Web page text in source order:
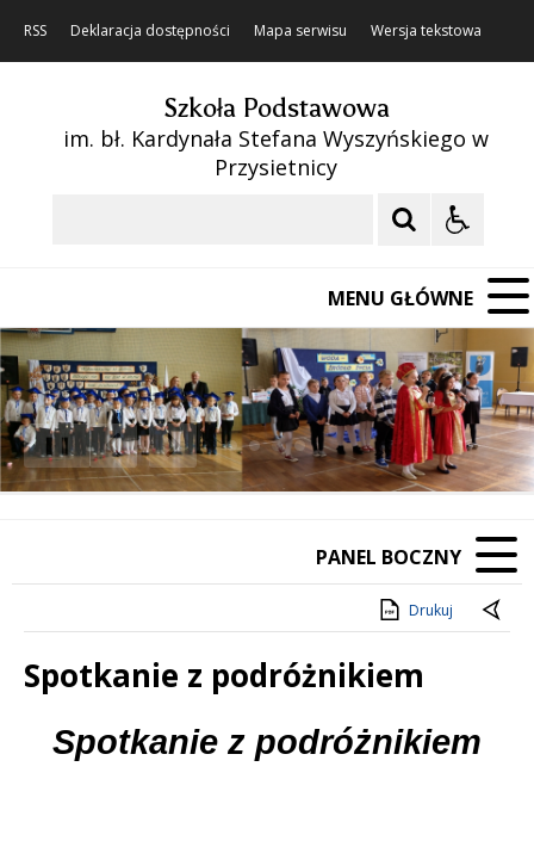
RSS Deklaracja dostępności Mapa serwisu Wersja tekstowa
Szkoła Podstawowa
im. bł. Kardynała Stefana Wyszyńskiego w
Przysietnicy
MENU GŁÓWNE
Poprzedni Element
Następny Element
❚❚
PANEL BOCZNY
Drukuj
Spotkanie z podróżnikiem
Treść
Spotkanie z podróżnikiem